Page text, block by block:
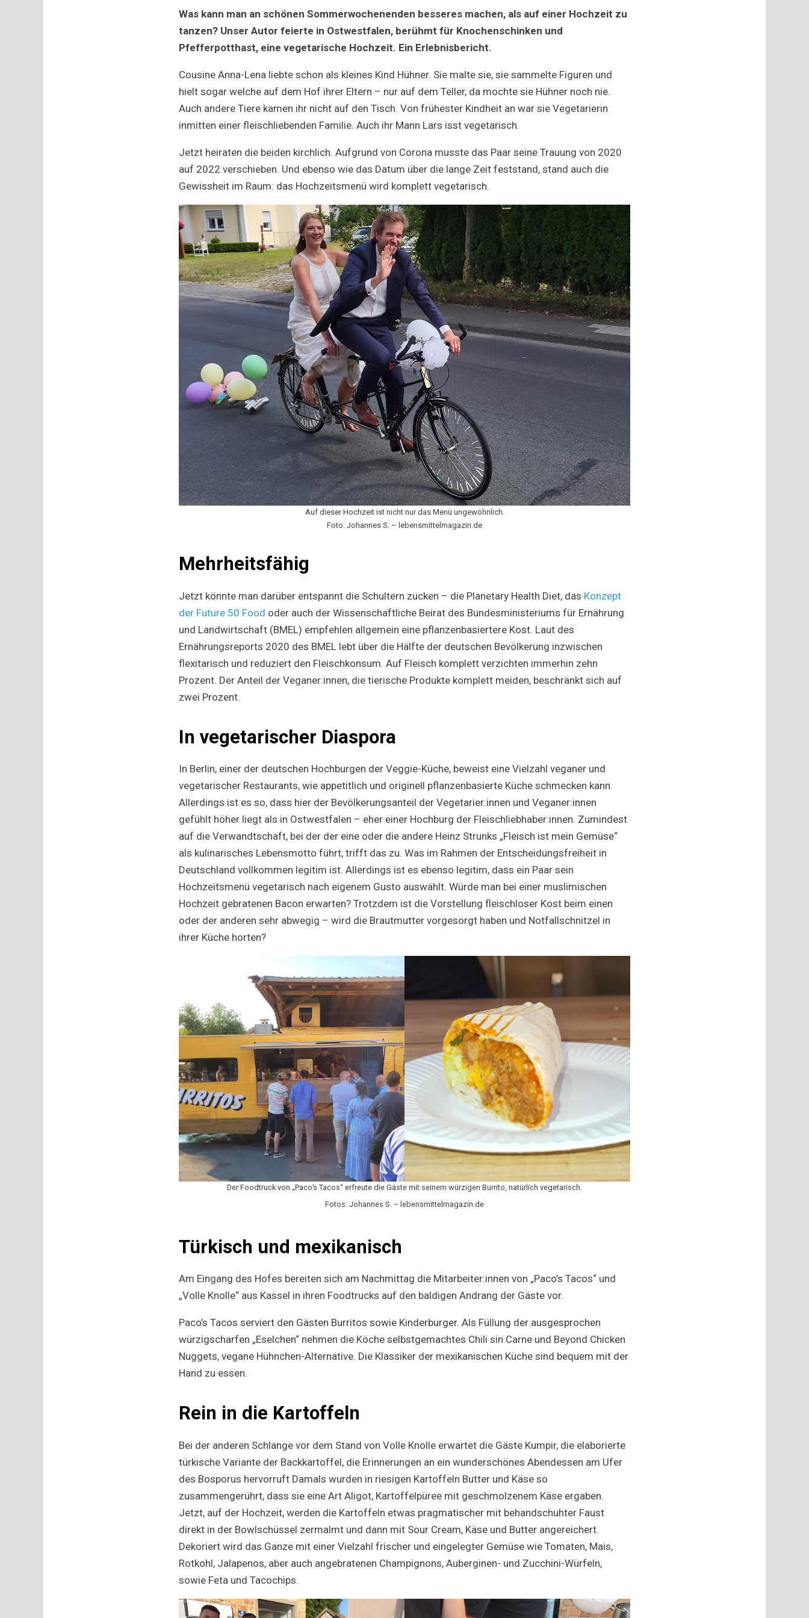
ewig
–
Veggie?
Was kann man an schönen Sommerwochenenden besseres machen, als auf einer Hochzeit zu
tanzen? Unser Autor feierte in Ostwestfalen, berühmt für Knochenschinken und
Pfefferpotthast, eine vegetarische Hochzeit. Ein Erlebnisbericht.
Cousine Anna-Lena liebte schon als kleines Kind Hühner. Sie malte sie, sie sammelte Figuren und
hielt sogar welche auf dem Hof ihrer Eltern – nur auf dem Teller, da mochte sie Hühner noch nie.
Auch andere Tiere kamen ihr nicht auf den Tisch. Von frühester Kindheit an war sie Vegetarierin
inmitten einer fleischliebenden Familie. Auch ihr Mann Lars isst vegetarisch.
Jetzt heiraten die beiden kirchlich. Aufgrund von Corona musste das Paar seine Trauung von 2020
auf 2022 verschieben. Und ebenso wie das Datum über die lange Zeit feststand, stand auch die
Gewissheit im Raum: das Hochzeitsmenü wird komplett vegetarisch.
Auf dieser Hochzeit ist nicht nur das Menü ungewöhnlich.
Foto: Johannes S. – lebensmittelmagazin.de
Mehrheitsfähig
Jetzt könnte man darüber entspannt die Schultern zucken – die Planetary Health Diet, das Konzept
der Future 50 Food oder auch der Wissenschaftliche Beirat des Bundesministeriums für Ernährung
und Landwirtschaft (BMEL) empfehlen allgemein eine pflanzenbasiertere Kost. Laut des
Ernährungsreports 2020 des BMEL lebt über die Hälfte der deutschen Bevölkerung inzwischen
flexitarisch und reduziert den Fleischkonsum. Auf Fleisch komplett verzichten immerhin zehn
Prozent. Der Anteil der Veganer:innen, die tierische Produkte komplett meiden, beschränkt sich auf
zwei Prozent.
In vegetarischer Diaspora
In Berlin, einer der deutschen Hochburgen der Veggie-Küche, beweist eine Vielzahl veganer und
vegetarischer Restaurants, wie appetitlich und originell pflanzenbasierte Küche schmecken kann.
Allerdings ist es so, dass hier der Bevölkerungsanteil der Vegetarier:innen und Veganer:innen
gefühlt höher liegt als in Ostwestfalen – eher einer Hochburg der Fleischliebhaber:innen. Zumindest
auf die Verwandtschaft, bei der der eine oder die andere Heinz Strunks „Fleisch ist mein Gemüse“
als kulinarisches Lebensmotto führt, trifft das zu. Was im Rahmen der Entscheidungsfreiheit in
Deutschland vollkommen legitim ist. Allerdings ist es ebenso legitim, dass ein Paar sein
Hochzeitsmenü vegetarisch nach eigenem Gusto auswählt. Würde man bei einer muslimischen
Hochzeit gebratenen Bacon erwarten? Trotzdem ist die Vorstellung fleischloser Kost beim einen
oder der anderen sehr abwegig – wird die Brautmutter vorgesorgt haben und Notfallschnitzel in
ihrer Küche horten?
Der Foodtruck von „Paco’s Tacos“ erfreute die Gäste mit seinem würzigen Burrito, natürlich vegetarisch.
Fotos: Johannes S. – lebensmittelmagazin.de
Türkisch und mexikanisch
Am Eingang des Hofes bereiten sich am Nachmittag die Mitarbeiter:innen von „Paco’s Tacos“ und
„Volle Knolle“ aus Kassel in ihren Foodtrucks auf den baldigen Andrang der Gäste vor.
Paco’s Tacos serviert den Gästen Burritos sowie Kinderburger. Als Füllung der ausgesprochen
würzigscharfen „Eselchen“ nehmen die Köche selbstgemachtes Chili sin Carne und Beyond Chicken
Nuggets, vegane Hühnchen-Alternative. Die Klassiker der mexikanischen Küche sind bequem mit der
Hand zu essen.
Rein in die Kartoffeln
Bei der anderen Schlange vor dem Stand von Volle Knolle erwartet die Gäste Kumpir, die elaborierte
türkische Variante der Backkartoffel, die Erinnerungen an ein wunderschönes Abendessen am Ufer
des Bosporus hervorruft Damals wurden in riesigen Kartoffeln Butter und Käse so
zusammengerührt, dass sie eine Art Aligot, Kartoffelpüree mit geschmolzenem Käse ergaben.
Jetzt, auf der Hochzeit, werden die Kartoffeln etwas pragmatischer mit behandschuhter Faust
direkt in der Bowlschüssel zermalmt und dann mit Sour Cream, Käse und Butter angereichert.
Dekoriert wird das Ganze mit einer Vielzahl frischer und eingelegter Gemüse wie Tomaten, Mais,
Rotkohl, Jalapenos, aber auch angebratenen Champignons, Auberginen- und Zucchini-Würfeln,
sowie Feta und Tacochips.